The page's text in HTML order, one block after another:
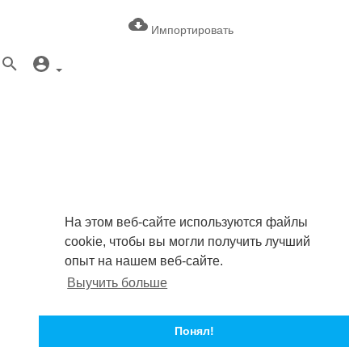
На этом веб-сайте используются файлы
cookie, чтобы вы могли получить лучший
опыт на нашем веб-сайте.
Выучить больше
Понял!
Импортировать